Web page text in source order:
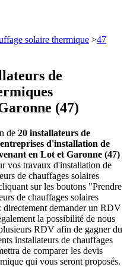
solaire thermique >47
de
(47)
de 20 installateurs de
d'installation de
en Lot et Garonne (47)
vos travaux d'installation de
de chauffages solaires
sur les boutons "Prendre
de chauffages solaires
directement demander un RDV
la possibilité de nous
RDV afin de gagner du
installateurs de chauffages
de comparer les devis
qui vous seront proposés.